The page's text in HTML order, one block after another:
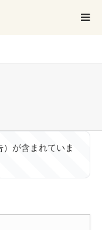
が含まれていま